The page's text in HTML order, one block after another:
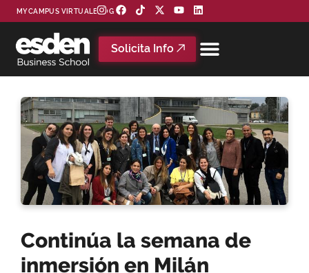
MYCAMPUS VIRTUAL BLOG
Solicita Info
Continúa la semana de
inmersión en Milán